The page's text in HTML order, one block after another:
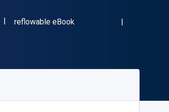
"ISBN-13 9781839136092"
Format
reflowable eBook